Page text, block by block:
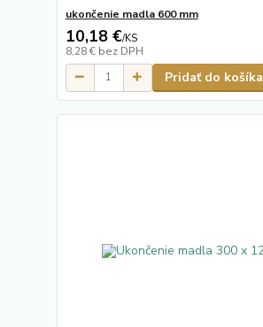
ukončenie madla 600 mm
10,18 €/KS
8,28 € bez DPH
Pridať do košíka